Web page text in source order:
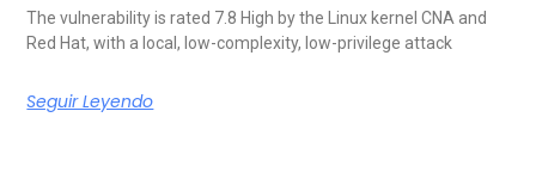
The vulnerability is rated 7.8 High by the Linux kernel CNA and
Red Hat, with a local, low-complexity, low-privilege attack
Seguir Leyendo